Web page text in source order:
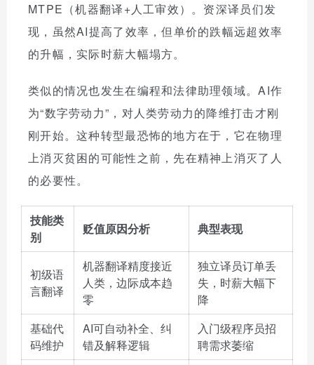
MTPE（机器翻译+人工审效）。资深译员们发
现，虽然AI提高了效率，但单价的跌幅远超效率
的升幅，实际时薪大幅塌方。
类似的情况也发生在编程和法律助理领域。AI作
为“数字劳动力”，对人类劳动力的降维打击才刚
刚开始。这种转型最恐怖的地方在于，它在物理
上消灭贫困的可能性之前，先在精神上消灭了人
的必要性。
技能类
别
贬值原因分析 典型表现
初级语
言翻译
机器翻译精度接近
人类，边际成本趋
零
独立译员订单丢
失，时薪大幅下
降
基础代
码维护
AI可自动补全、纠
错及解释逻辑
入门级程序员招
聘需求萎缩